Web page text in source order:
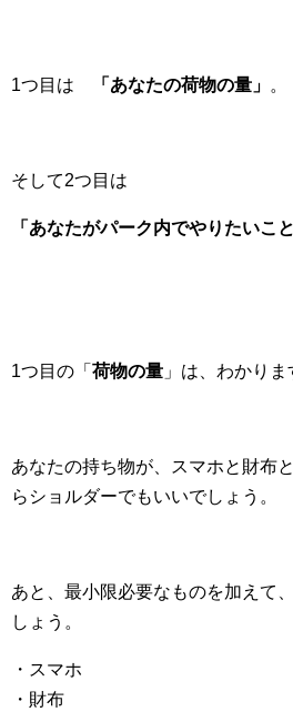
1つ目は 「あなたの荷物の量」 。
そして2つ目は
「あなたがパーク内でやりたいこ
1つ目の「 荷物の量 」は、わかり
あなたの持ち物が、スマホと財布
らショルダーでもいいでしょう。
あと、最小限必要なものを加えて
しょう。
・スマホ
・財布